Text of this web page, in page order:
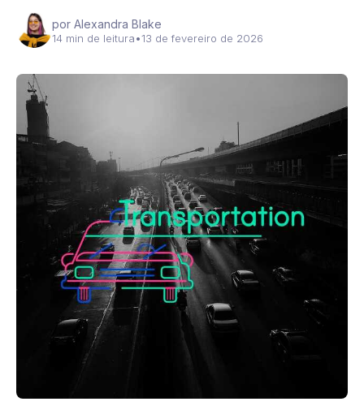
por Alexandra Blake
14 min de leitura•13 de fevereiro de 2026